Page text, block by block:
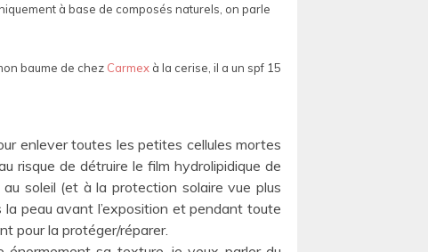
à base de composés naturels, on parle
baume de chez Carmex à la cerise, il a un spf 15
enlever toutes les petites cellules mortes
risque de détruire le film hydrolipidique de
soleil (et à la protection solaire vue plus
peau avant l’exposition et pendant toute
pour la protéger/réparer.